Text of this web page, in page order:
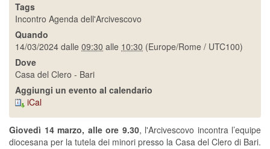
Tags
Incontro Agenda dell'Arcivescovo
Quando
14/03/2024 dalle 09:30 alle 10:30 (Europe/Rome / UTC100)
Dove
Casa del Clero - Bari
Aggiungi un evento al calendario
iCal
Giovedì 14 marzo, alle ore 9.30, l'Arcivescovo incontra l’equipe
diocesana per la tutela dei minori presso la Casa del Clero di Bari.